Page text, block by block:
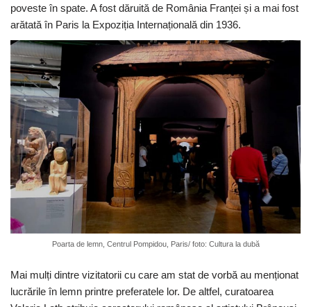
poveste în spate. A fost dăruită de România Franței și a mai fost
arătată în Paris la Expoziția Internațională din 1936.
Poarta de lemn, Centrul Pompidou, Paris/ foto: Cultura la dubă
Mai mulți dintre vizitatorii cu care am stat de vorbă au menționat
lucrările în lemn printre preferatele lor. De altfel, curatoarea